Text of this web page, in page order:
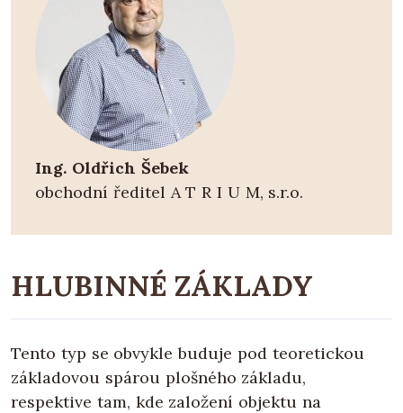
Ing. Oldřich Šebek
obchodní ředitel A T R I U M, s.r.o.
HLUBINNÉ ZÁKLADY
Tento typ se obvykle buduje pod teoretickou
základovou spárou plošného základu,
respektive tam, kde založení objektu na